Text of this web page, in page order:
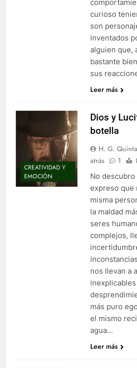
curioso
son
inventados
alguien que,
bastante
sus
Leer más
CREATIVIDAD Y
EMOCIÓN
Dios y
botella
H. G.
atrás
1
No
expreso que
misma
la maldad
seres
complejos,
nos llevan a
más puro
el mismo
agua…
Leer más